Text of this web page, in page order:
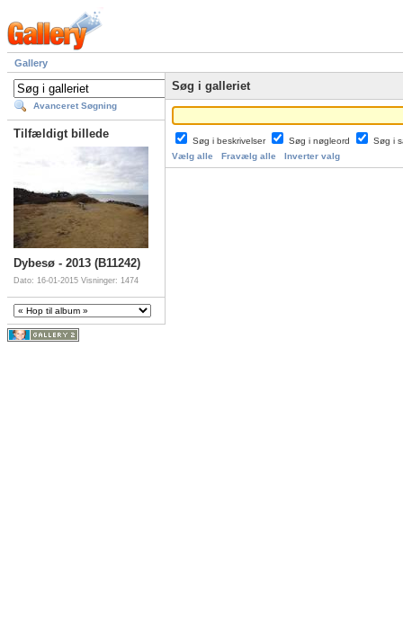
Gallery
Avanceret Søgning
Tilfældigt billede
Dybesø - 2013 (B11242)
Dato: 16-01-2015 Visninger: 1474
Søg i galleriet
Søg i beskrivelser Søg i nøgleord
Søg i
Vælg alle
Fravælg alle Inverter valg